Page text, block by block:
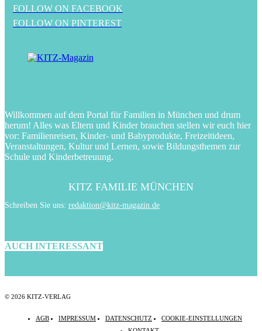
FOLLOW ON FACEBOOK
FOLLOW ON PINTEREST
Willkommen auf dem Portal für Familien in München und drum
herum! Alles was Eltern und Kinder brauchen stellen wir euch hier
vor: Familienreisen, Kinder- und Babyprodukte, Freizeitideen,
Veranstaltungen, Kultur und Lernen, sowie Bildungsthemen zur
Schule und Kinderbetreuung.
KITZ FAMILIE MÜNCHEN
Schreiben Sie uns: redaktion@kitz-magazin.de
AUCH INTERESSANT
© 2026 KITZ-VERLAG
AGB IMPRESSUM DATENSCHUTZ
COOKIE-EINSTELLUNGEN